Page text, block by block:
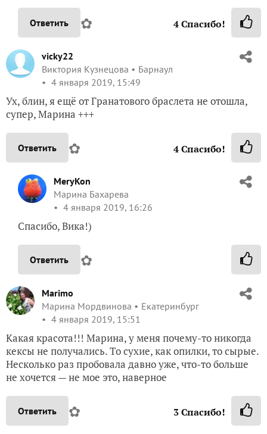
vicky22
Виктория Кузнецова
4 января 2019, 15:49
Ух, блин, я ещё от Гранатового браслета не отошла,
супер, Марина +++
Ответить ✿ 4Спасибо!
MeryKon
Марина Бахарева
4 января 2019, 16:26
Спасибо, Вика!)
Ответить ✿
Marimo
Марина Мордвинова
4 января 2019, 15:51
Какая красота!!! Марина, у меня почему-то никогда
кексы не получались. То сухие, как опилки, то сырые.
Несколько раз пробовала давно уже, что-то больше
Ответить ✿ 3Спасибо!
MeryKon
Марина Бахарева
4 января 2019, 16:28